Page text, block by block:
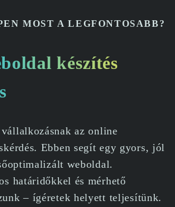
MOST A LEGFONTOSABB?
készítés
az online
Ebben segít egy gyors, jól
weboldal.
határidőkkel és mérhető
– ígéretek helyett teljesítünk.